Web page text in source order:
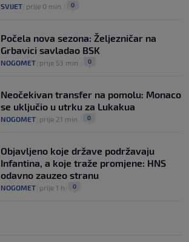
SVIJET prije 0 min. 0
Počela nova sezona: Željezničar na
Grbavici savladao BSK
NOGOMET prije 53 min. 0
Neočekivan transfer na pomolu: Monaco
se uključio u utrku za Lukakua
NOGOMET prije 21 min. 0
Objavljeno koje države podržavaju
Infantina, a koje traže promjene: HNS
odavno zauzeo stranu
NOGOMET prije 1 h 0